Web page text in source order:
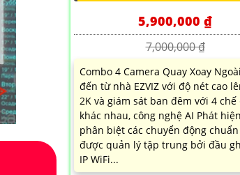
5,900,000 ₫
7,000,000 ₫
Combo 4 Camera Quay Xoay
đến từ nhà EZVIZ với độ nét cao
2K và giám sát ban đêm với 4 chế
khác nhau, công nghệ AI Phát
phân biệt các chuyển động
được quản lý tập trung bởi đầu
IP WiFi...